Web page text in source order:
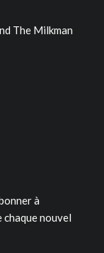
The Milkman
à
nouvel